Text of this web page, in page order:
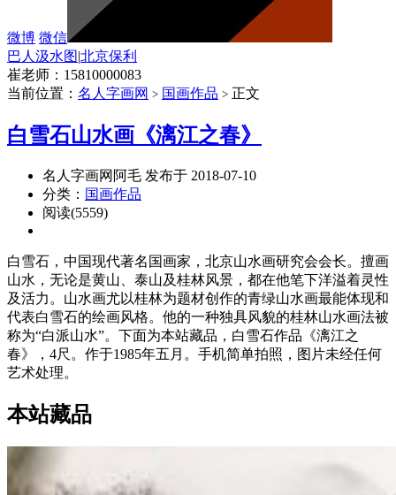
微博 微信
巴人汲水图|北京保利
崔老师：15810000083
当前位置： 名人字画网 > 国画作品 > 正文
白雪石山水画《漓江之春》
名人字画网阿毛 发布于 2018-07-10
分类： 国画作品
阅读(5559)
白雪石，中国现代著名国画家，北京山水画研究会会长。擅画
山水，无论是黄山、泰山及桂林风景，都在他笔下洋溢着灵性
及活力。山水画尤以桂林为题材创作的青绿山水画最能体现和
代表白雪石的绘画风格。他的一种独具风貌的桂林山水画法被
称为“白派山水”。下面为本站藏品，白雪石作品《漓江之
春》，4尺。作于1985年五月。手机简单拍照，图片未经任何
艺术处理。
本站藏品